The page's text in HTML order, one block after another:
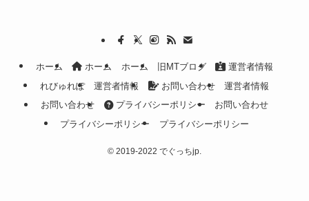
ホーム ホーム ホーム 旧MTブログ
運営者情報
れびゅれぽ
運営者情報 お問い合わせ
運営者情報
お問い合わせ
プライバシーポリシー
お問い合わせ
プライバシーポリシー
プライバシーポリシー
© 2019-2022 でぐっちjp.